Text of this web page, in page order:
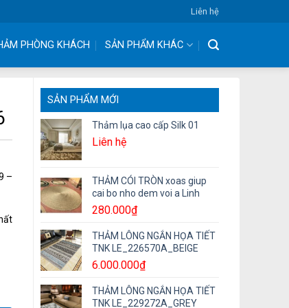
Liên hệ
PHÒNG KHÁCH SẢN PHẨM KHÁC
SẢN PHẨM MỚI
Thảm lụa cao cấp Silk 01
Liên hệ
THẢM CÓI TRÒN xoas giup
cai bo nho dem voi a Linh
280.000₫
THẢM LÔNG NGẮN HỌA TIẾT
TNK LE_226570A_BEIGE
6.000.000₫
THẢM LÔNG NGẮN HỌA TIẾT
TNK LE_229272A_GREY
–